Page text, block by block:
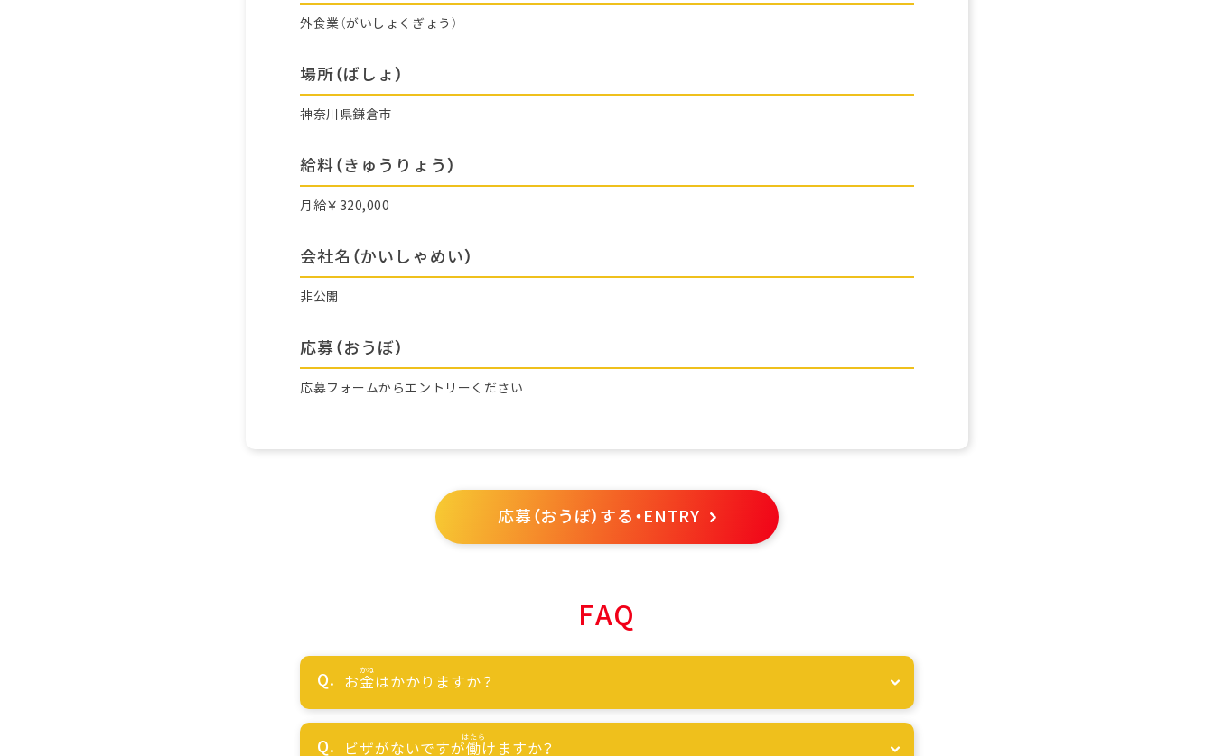
外食業（がいしょくぎょう）
場所（ばしょ）
神奈川県鎌倉市
給料（きゅうりょう）
月給￥320,000
会社名（かいしゃめい）
非公開
応募（おうぼ）
応募フォームからエントリーください
応募（おうぼ）する・ENTRY
FAQ
お金はかかりますか？
ビザがないですが働けますか？